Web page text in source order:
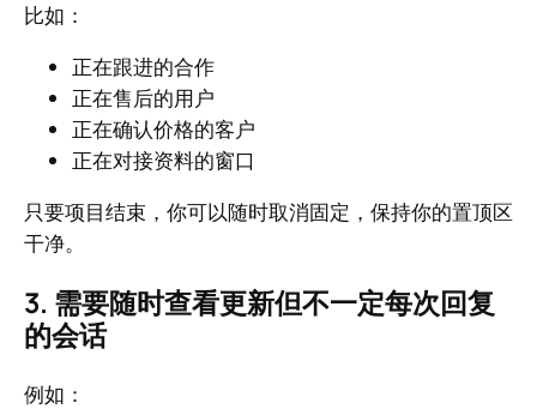
比如：
正在跟进的合作
正在售后的用户
正在确认价格的客户
正在对接资料的窗口
只要项目结束，你可以随时取消固定，保持你的置顶区
干净。
3. 需要随时查看更新但不一定每次回复
的会话
例如：